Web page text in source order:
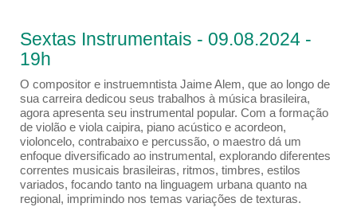
Sextas Instrumentais - 09.08.2024 -
19h
O compositor e instruemntista Jaime Alem, que ao longo de
sua carreira dedicou seus trabalhos à música brasileira,
agora apresenta seu instrumental popular. Com a formação
de violão e viola caipira, piano acústico e acordeon,
violoncelo, contrabaixo e percussão, o maestro dá um
enfoque diversificado ao instrumental, explorando diferentes
correntes musicais brasileiras, ritmos, timbres, estilos
variados, focando tanto na linguagem urbana quanto na
regional, imprimindo nos temas variações de texturas.